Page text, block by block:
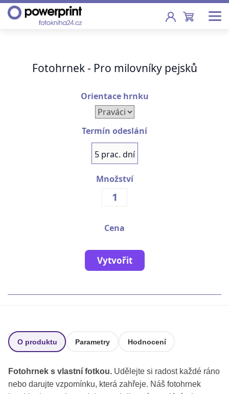
Pevná vazba, sešity, poukazy
Nástěnné, stolní i roční
Tisk fotografií od 2,90 Kč
Fotoknihy a dárky pro školy
Hrnky, magnety, trička…
Fotohrnek - Pro milovníky pejsků
Orientace hrnku
Termín odeslání
5 prac. dní
Množství
Cena
Vytvořit
O produktu Parametry Hodnocení
Fotohrnek s vlastní fotkou. Udělejte si radost každé ráno
nebo darujte vzpomínku, která zahřeje. Náš fotohrnek